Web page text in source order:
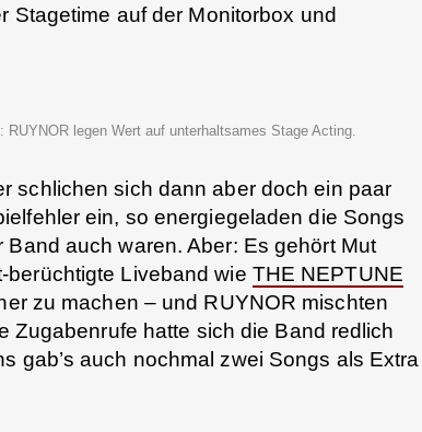
Stagetime auf der Monitorbox und
legen Wert auf unterhaltsames Stage Acting.
schlichen sich dann aber doch ein paar
ein, so energiegeladen die Songs
auch waren. Aber: Es gehört Mut
Liveband wie THE NEPTUNE
zu machen – und RUYNOR mischten
Zugabenrufe hatte sich die Band redlich
gab’s auch nochmal zwei Songs als Extra